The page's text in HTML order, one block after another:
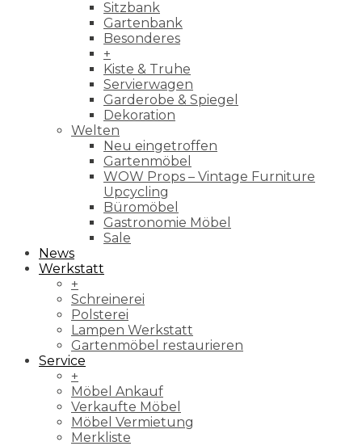
Sitzbank
Gartenbank
Besonderes
+
Kiste & Truhe
Servierwagen
Garderobe & Spiegel
Dekoration
Welten
Neu eingetroffen
Gartenmöbel
WOW Props – Vintage Furniture
Upcycling
Büromöbel
Gastronomie Möbel
Sale
News
Werkstatt
+
Schreinerei
Polsterei
Lampen Werkstatt
Gartenmöbel restaurieren
Service
+
Möbel Ankauf
Verkaufte Möbel
Möbel Vermietung
Merkliste